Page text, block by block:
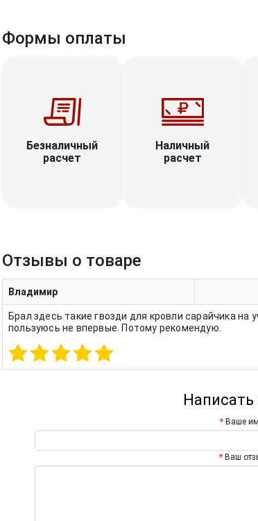
Формы оплаты
Безналичный
расчет
Наличный
расчет
Отзывы о товаре
Владимир
Брал здесь такие гвозди для кровли сарайчика
пользуюсь не впервые. Потому рекомендую.
Ваше
Ваш